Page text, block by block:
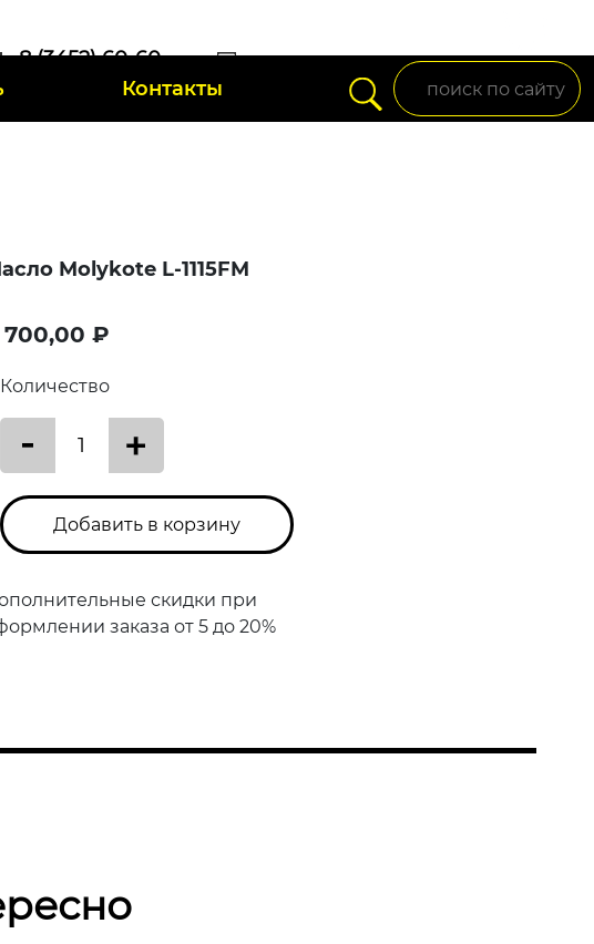
8 (3452) 60-60-
setup95@mail.ru
Контакты
Molykote L-1115FM
700,00 ₽
Количество
Добавить в корзину
скидки при
заказа от 5 до 20%